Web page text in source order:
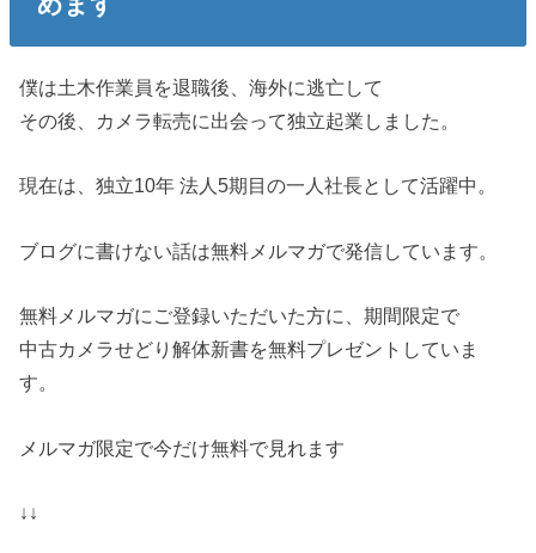
僕は土木作業員を退職後、海外に逃亡して
その後、カメラ転売に出会って独立起業しました。
現在は、独立10年 法人5期目の一人社長として活躍中。
ブログに書けない話は無料メルマガで発信しています。
無料メルマガにご登録いただいた方に、期間限定で
中古カメラせどり解体新書を無料プレゼントしていま
す。
メルマガ限定で今だけ無料で見れます
↓↓